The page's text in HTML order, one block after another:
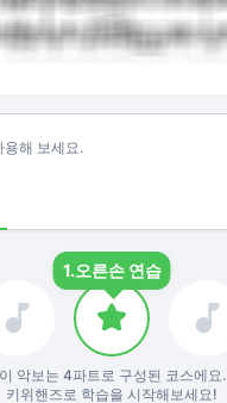
해 보세요.
1.오른손 연습
이 악보는 4파트로 구성된 코스에요.
키위핸즈로 학습을 시작해보세요!